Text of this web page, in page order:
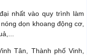
nhất vào quy trình làm
dọn khoang động cơ,
Tân, Thành phố Vinh,